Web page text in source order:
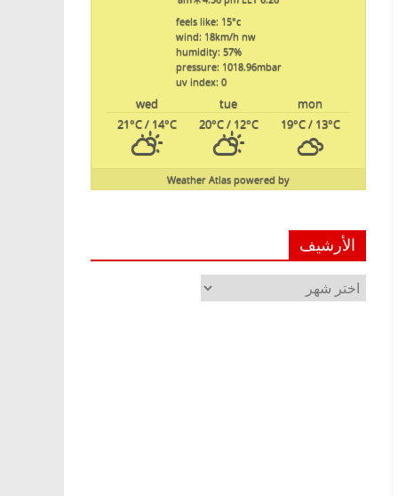
feels like: 15°c
wind: 18km/h nw
humidity: 57%
pressure: 1018.96mbar
uv index: 0
mon
tue
wed
19°C/ 13°C
20°C/ 12°C
21°C/ 14°C
powered by
Weather Atlas
الأرشيف
الأرشيف